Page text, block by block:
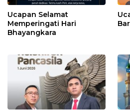
Ucapan Selamat
Memperingati Hari
Bhayangkara